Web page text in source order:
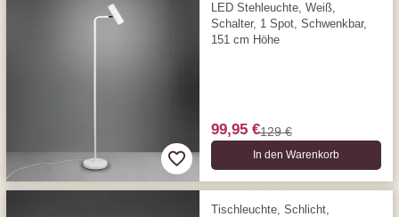
LED Stehleuchte, Weiß,
Schalter, 1 Spot, Schwenkbar,
151 cm Höhe
99,95 €129 €
In den Warenkorb
Tischleuchte, Schlicht,